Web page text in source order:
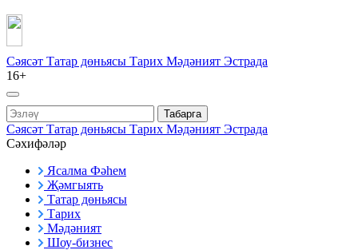
Сәясәт Татар дөньясы Тарих Мәдәният Эстрада
16+
Табарга
Сәясәт Татар дөньясы Тарих Мәдәният Эстрада
Сәхифәләр
Ясалма Фәһем
Җәмгыять
Татар дөньясы
Тарих
Мәдәният
Шоу-бизнес